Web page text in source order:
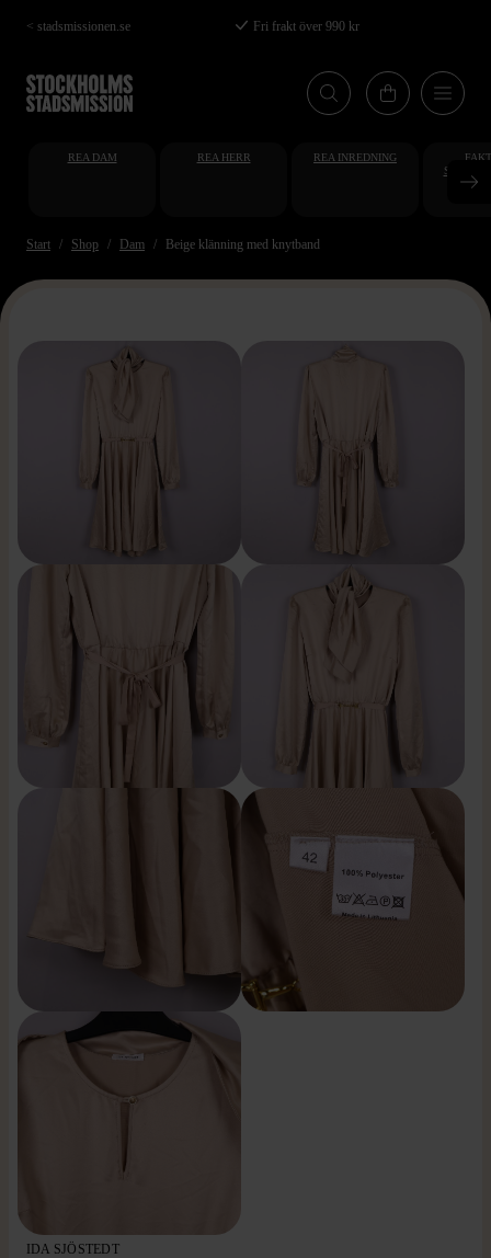
Hoppa
till
huvudinnehåll
< stadsmissionen.se Fri frakt över 990 kr
REA DAM REA HERR REA INREDNING
Start Shop Dam Beige klänning med knytband
IDA SJÖSTEDT